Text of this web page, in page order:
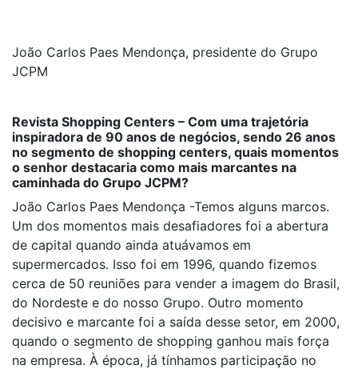
João Carlos Paes Mendonça, presidente do Grupo
JCPM
Revista Shopping Centers – Com uma trajetória
inspiradora de 90 anos de negócios, sendo 26 anos
no segmento de shopping centers, quais momentos
o senhor destacaria como mais marcantes na
caminhada do Grupo JCPM?
João Carlos Paes Mendonça -Temos alguns marcos.
Um dos momentos mais desafiadores foi a abertura
de capital quando ainda atuávamos em
supermercados. Isso foi em 1996, quando fizemos
cerca de 50 reuniões para vender a imagem do Brasil,
do Nordeste e do nosso Grupo. Outro momento
decisivo e marcante foi a saída desse setor, em 2000,
quando o segmento de shopping ganhou mais força
na empresa. À época, já tínhamos participação no